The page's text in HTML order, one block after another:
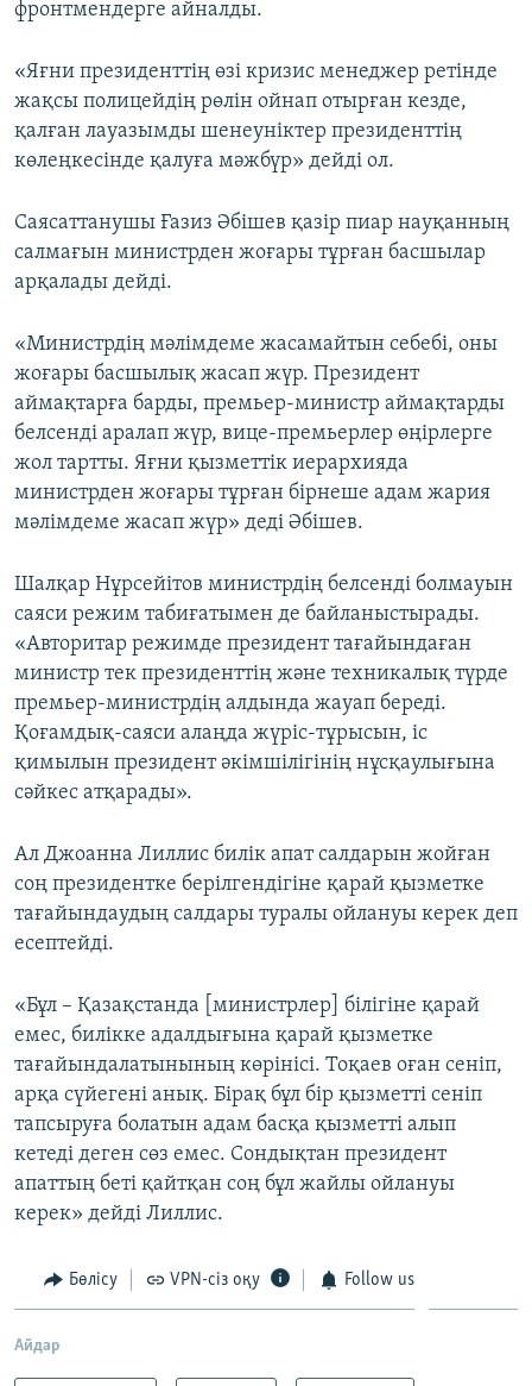
фронтмендерге айналды.
«Яғни президенттің өзі кризис менеджер ретінде
жақсы полицейдің рөлін ойнап отырған кезде,
қалған лауазымды шенеуніктер президенттің
көлеңкесінде қалуға мәжбүр» дейді ол.
Саясаттанушы Ғазиз Әбішев қазір пиар науқанның
салмағын министрден жоғары тұрған басшылар
арқалады дейді.
«Министрдің мәлімдеме жасамайтын себебі, оны
жоғары басшылық жасап жүр. Президент
аймақтарға барды, премьер-министр аймақтарды
белсенді аралап жүр, вице-премьерлер өңірлерге
жол тартты. Яғни қызметтік иерархияда
министрден жоғары тұрған бірнеше адам жария
мәлімдеме жасап жүр» деді Әбішев.
Шалқар Нұрсейітов министрдің белсенді болмауын
саяси режим табиғатымен де байланыстырады.
«Авторитар режимде президент тағайындаған
министр тек президенттің және техникалық түрде
премьер-министрдің алдында жауап береді.
Қоғамдық-саяси алаңда жүріс-тұрысын, іс
қимылын президент әкімшілігінің нұсқаулығына
сәйкес атқарады».
Ал Джоанна Лиллис билік апат салдарын жойған
соң президентке берілгендігіне қарай қызметке
тағайындаудың салдары туралы ойлануы керек деп
есептейді.
«Бұл – Қазақстанда [министрлер] білігіне қарай
емес, билікке адалдығына қарай қызметке
тағайындалатынының көрінісі. Тоқаев оған сеніп,
арқа сүйегені анық. Бірақ бұл бір қызметті сеніп
тапсыруға болатын адам басқа қызметті алып
кетеді деген сөз емес. Сондықтан президент
апаттың беті қайтқан соң бұл жайлы ойлануы
керек» дейді Лиллис.
Бөлісу VPN-сіз оқу Follow us
Айдар